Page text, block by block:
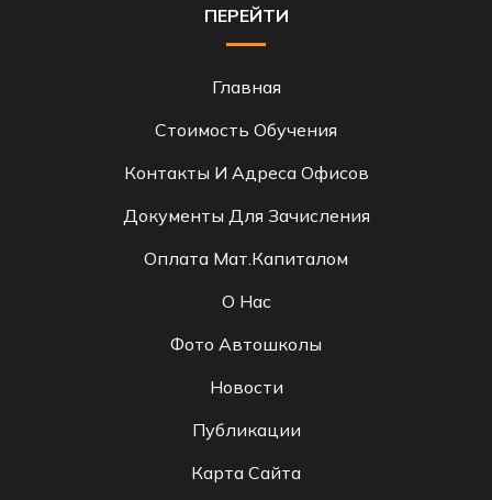
ПЕРЕЙТИ
Главная
Стоимость Обучения
Контакты И Адреса Офисов
Документы Для Зачисления
Оплата Мат.капиталом
О Нас
Фото Автошколы
Новости
Публикации
Карта Сайта